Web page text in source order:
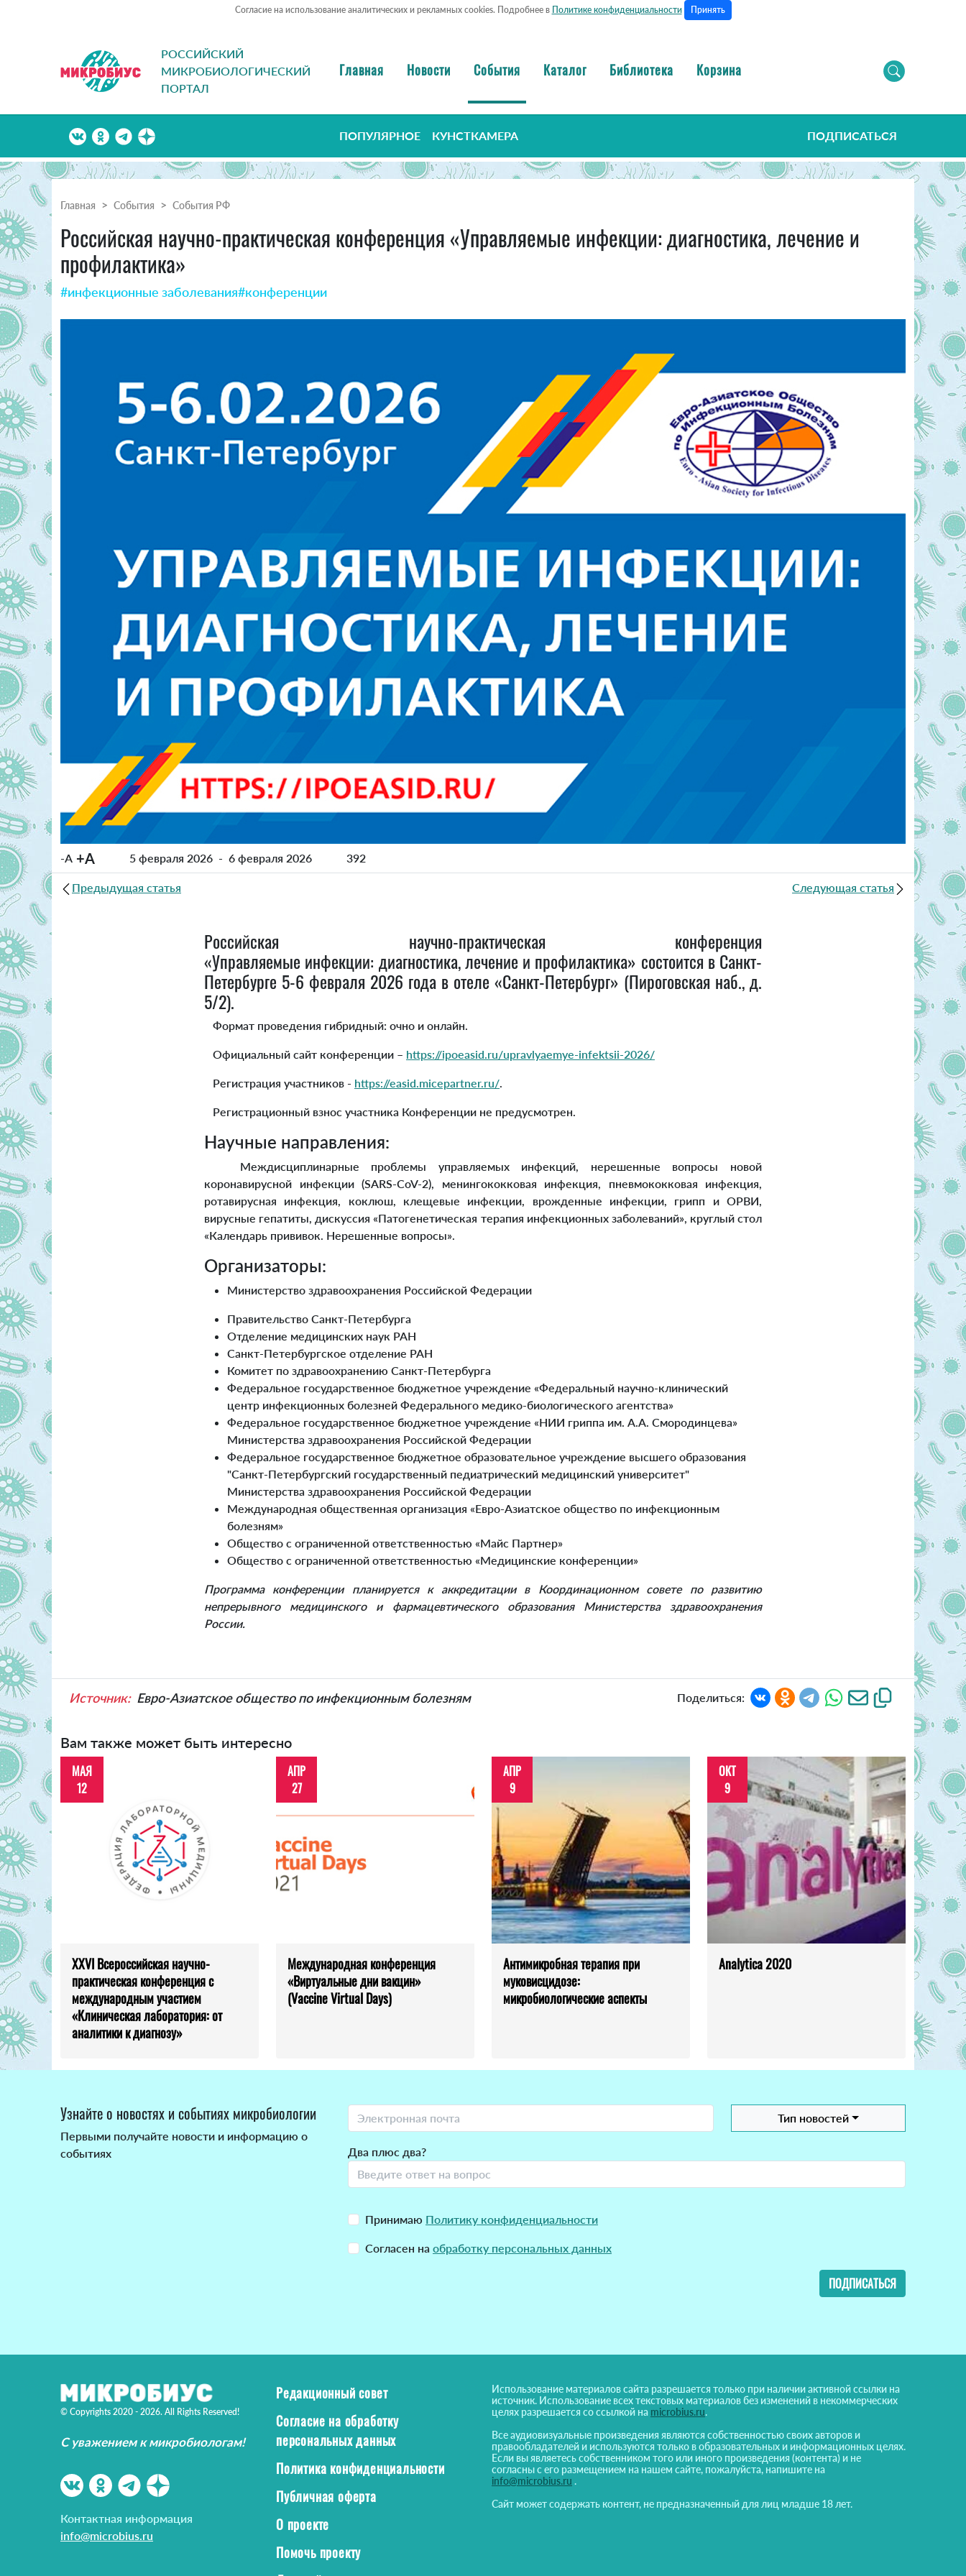
Согласие на использование аналитических и рекламных cookies. Подробнее в Политике конфиденциальности Принять
РОССИЙСКИЙ
МИКРОБИОЛОГИЧЕСКИЙ
ПОРТАЛ
Главная Новости События Каталог Библиотека Корзина
ПОПУЛЯРНОЕ КУНСТКАМЕРА ПОДПИСАТЬСЯ
Главная События События РФ
Российская научно-практическая конференция «Управляемые инфекции: диагностика, лечение и
профилактика»
#инфекционные заболевания#конференции
-A +A 5 февраля 2026 - 6 февраля 2026 392
Предыдущая статья Следующая статья
Российская научно-практическая конференция
«Управляемые инфекции: диагностика, лечение и профилактика» состоится в Санкт-
Петербурге 5-6 февраля 2026 года в отеле «Санкт-Петербург» (Пироговская наб., д.
5/2).
Формат проведения гибридный: очно и онлайн.
Официальный сайт конференции – https://ipoeasid.ru/upravlyaemye-infektsii-2026/
Регистрация участников - https://easid.micepartner.ru/.
Регистрационный взнос участника Конференции не предусмотрен.
Научные направления:
Междисциплинарные проблемы управляемых инфекций, нерешенные вопросы новой
коронавирусной инфекции (SARS-CoV-2), менингококковая инфекция, пневмококковая инфекция,
ротавирусная инфекция, коклюш, клещевые инфекции, врожденные инфекции, грипп и ОРВИ,
вирусные гепатиты, дискуссия «Патогенетическая терапия инфекционных заболеваний», круглый стол
«Календарь прививок. Нерешенные вопросы».
Организаторы:
Министерство здравоохранения Российской Федерации
Правительство Санкт-Петербурга
Отделение медицинских наук РАН
Санкт-Петербургское отделение РАН
Комитет по здравоохранению Санкт-Петербурга
Федеральное государственное бюджетное учреждение «Федеральный научно-клинический
центр инфекционных болезней Федерального медико-биологического агентства»
Федеральное государственное бюджетное учреждение «НИИ гриппа им. А.А. Смородинцева»
Министерства здравоохранения Российской Федерации
Федеральное государственное бюджетное образовательное учреждение высшего образования
"Санкт-Петербургский государственный педиатрический медицинский университет"
Министерства здравоохранения Российской Федерации
Международная общественная организация «Евро-Азиатское общество по инфекционным
болезням»
Общество с ограниченной ответственностью «Майс Партнер»
Общество с ограниченной ответственностью «Медицинские конференции»
Программа конференции планируется к аккредитации в Координационном совете по развитию
непрерывного медицинского и фармацевтического образования Министерства здравоохранения
России.
Источник: Евро-Азиатское общество по инфекционным болезням Поделиться:
Вам также может быть интересно
МАЯ
12
XXVI Всероссийская научно-
практическая конференция с
международным участием
«Клиническая лаборатория: от
аналитики к диагнозу»
АПР
27
Международная конференция
«Виртуальные дни вакцин»
(Vaccine Virtual Days)
АПР
9
Антимикробная терапия при
муковисцидозе:
микробиологические аспекты
ОКТ
9
Analytica 2020
Узнайте о новостях и событиях микробиологии
Первыми получайте новости и информацию о
событиях
Тип новостей
Два плюс два?
Принимаю Политику конфиденциальности
Согласен на обработку персональных данных
ПОДПИСАТЬСЯ
© Copyrights 2020 - 2026. All Rights Reserved!
С уважением к микробиологам!
Контактная информация
info@microbius.ru
Редакционный совет
Согласие на обработку
персональных данных
Политика конфиденциальности
Публичная оферта
О проекте
Помочь проекту
Использование материалов сайта разрешается только при наличии активной ссылки на
источник. Использование всех текстовых материалов без изменений в некоммерческих
целях разрешается со ссылкой на microbius.ru.
Все аудиовизуальные произведения являются собственностью своих авторов и
правообладателей и используются только в образовательных и информационных целях.
Если вы являетесь собственником того или иного произведения (контента) и не
согласны с его размещением на нашем сайте, пожалуйста, напишите на
info@microbius.ru .
Сайт может содержать контент, не предназначенный для лиц младше 18 лет.